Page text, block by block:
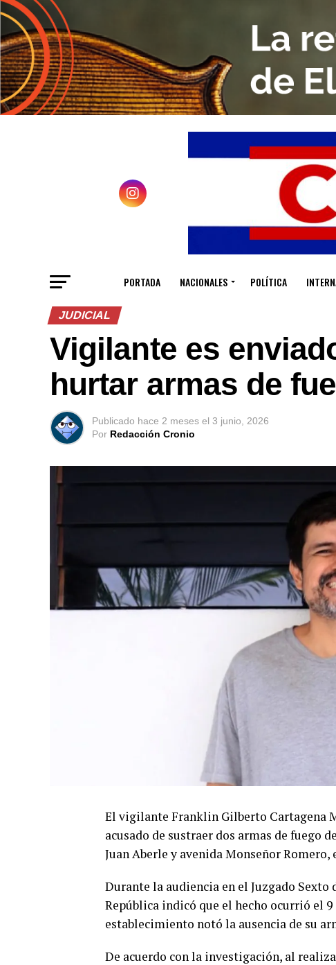
PORTADA NACIONALES POLÍTICA
JUDICIAL
Vigilante es
hurtar armas de
Publicado hace 2 meses el 3 junio, 2026
Por Redacción Cronio
El vigilante Franklin Gilberto Cartagena
acusado de sustraer dos armas de fuego
Juan Aberle y avenida Monseñor Romero,
Durante la audiencia en el Juzgado Sexto
República indicó que el hecho ocurrió el
establecimiento notó la ausencia de su
De acuerdo con la investigación, al